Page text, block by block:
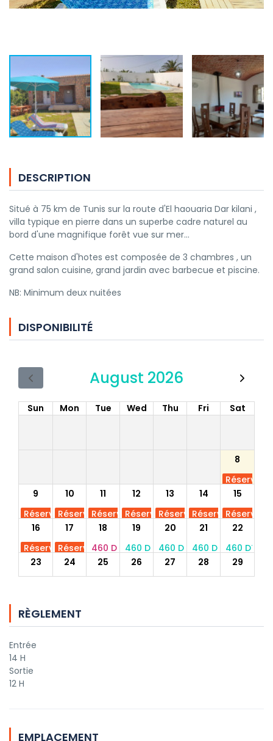
DESCRIPTION
Situé à 75 km de Tunis sur la route d'El haouaria Dar kilani ,
villa typique en pierre dans un superbe cadre naturel au
bord d'une magnifique forêt vue sur mer...
Cette maison d'hotes est composée de 3 chambres , un
grand salon cuisine, grand jardin avec barbecue et piscine.
NB: Minimum deux nuitées
DISPONIBILITÉ
August 2026
Sun Mon Tue Wed Thu Fri Sat
8
Réservé
9
10 11 12 13 14
15
RéservéRéservéRéservéRéservéRéservéRéservéRéservé
16
17 18 19 20 21
22
RéservéRéservé460 DT 460 DT 460 DT 460 DT
460 DT
23
24 25 26 27 28
29
460 DT 460 DT
RÈGLEMENT
Entrée
14 H
Sortie
12 H
EMPLACEMENT